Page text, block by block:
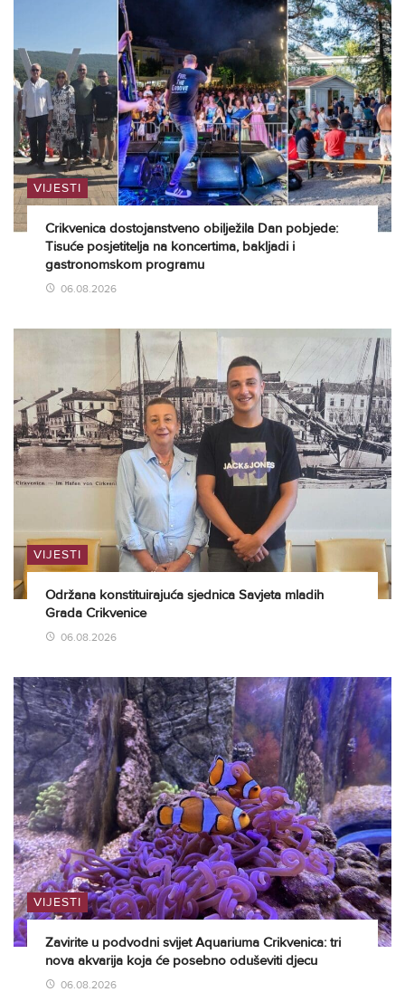
VIJESTI
Crikvenica dostojanstveno obilježila Dan pobjede:
Tisuće posjetitelja na koncertima, bakljadi i
gastronomskom programu
06.08.2026
VIJESTI
Održana konstituirajuća sjednica Savjeta mladih
Grada Crikvenice
06.08.2026
VIJESTI
Zavirite u podvodni svijet Aquariuma Crikvenica: tri
nova akvarija koja će posebno oduševiti djecu
06.08.2026